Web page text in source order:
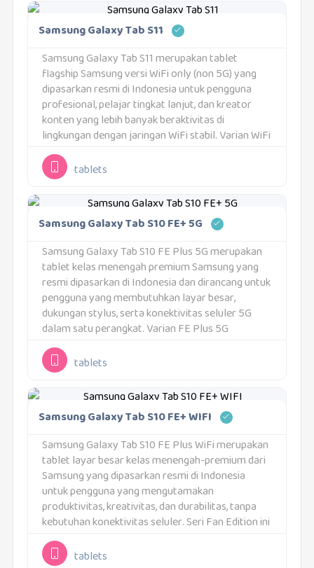
Samsung Galaxy Tab S11
Samsung Galaxy Tab S11 merupakan tablet
flagship Samsung versi WiFi only (non 5G) yang
dipasarkan resmi di Indonesia untuk pengguna
profesional, pelajar tingkat lanjut, dan kreator
konten yang lebih banyak beraktivitas di
lingkungan dengan jaringan WiFi stabil. Varian WiFi
ini membawa hampir seluruh keunggulan teknis
seri Tab S11, namun tanpa...
tablets
Samsung Galaxy Tab S10 FE+ 5G
Samsung Galaxy Tab S10 FE Plus 5G merupakan
tablet kelas menengah premium Samsung yang
resmi dipasarkan di Indonesia dan dirancang untuk
pengguna yang membutuhkan layar besar,
dukungan stylus, serta konektivitas seluler 5G
dalam satu perangkat. Varian FE Plus 5G
menempati posisi unik di lini Galaxy Tab, karena
membawa banyak fitur...
tablets
Samsung Galaxy Tab S10 FE+ WIFI
Samsung Galaxy Tab S10 FE Plus WiFi merupakan
tablet layar besar kelas menengah-premium dari
Samsung yang dipasarkan resmi di Indonesia
untuk pengguna yang mengutamakan
produktivitas, kreativitas, dan durabilitas, tanpa
kebutuhan konektivitas seluler. Seri Fan Edition ini
dirancang untuk membawa pengalaman inti
Galaxy Tab S ke segmen yang lebih luas, dengan...
tablets